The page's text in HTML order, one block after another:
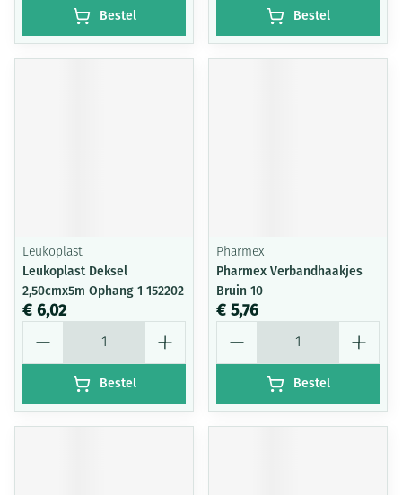
Bestel Bestel
Leukoplast
Leukoplast Deksel
2,50cmx5m Ophang 1 152202
€ 6,02
Bestel
Pharmex
Pharmex Verbandhaakjes
Bruin 10
€ 5,76
Bestel